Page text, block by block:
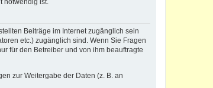
Beiträge im Internet zugänglich sein
etc.) zugänglich sind. Wenn Sie Fragen
für den Betreiber und von ihm beauftragte
zur Weitergabe der Daten (z. B. an